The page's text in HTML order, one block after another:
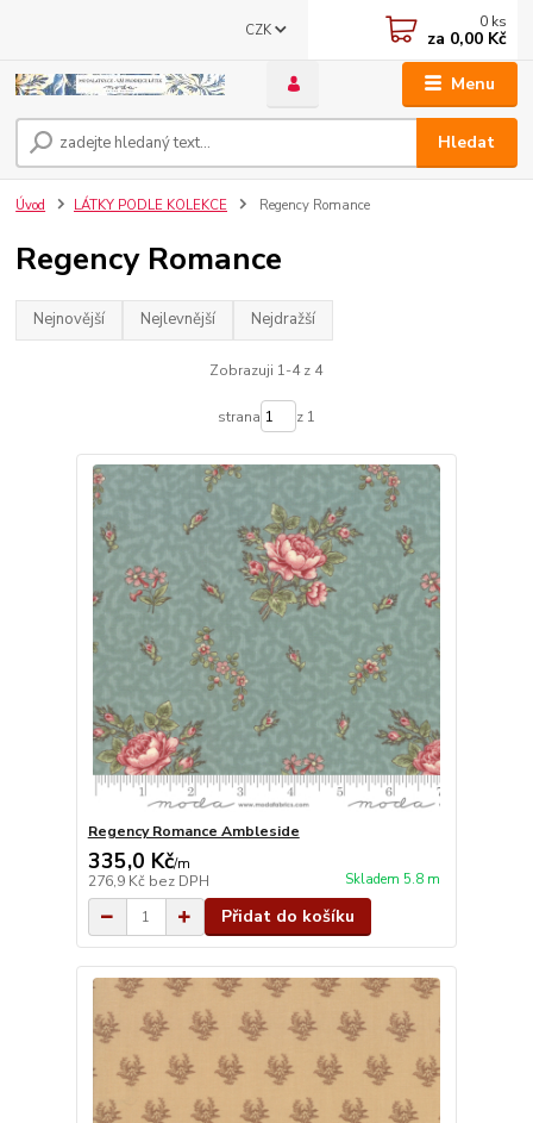
Menu
CZK
Hledat
0 ks
za 0,00 Kč
Úvod LÁTKY PODLE KOLEKCE Regency Romance
Regency Romance
Nejnovější Nejlevnější Nejdražší
Zobrazuji 1-4 z 4
strana z 1
Regency Romance Ambleside
335,0 Kč/m
276,9 Kč bez DPH Skladem 5.8 m
Přidat do košíku